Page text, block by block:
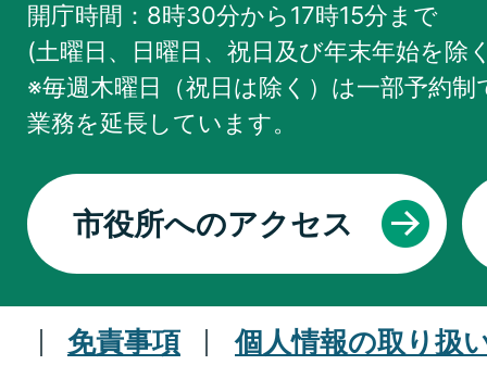
開庁時間：8時30分から17時15分まで
(土曜日、日曜日、祝日及び年末年始を除
※毎週木曜日（祝日は除く）は一部予約
業務を延長しています。
市役所へのアクセス
免責事項
個人情報の取り扱